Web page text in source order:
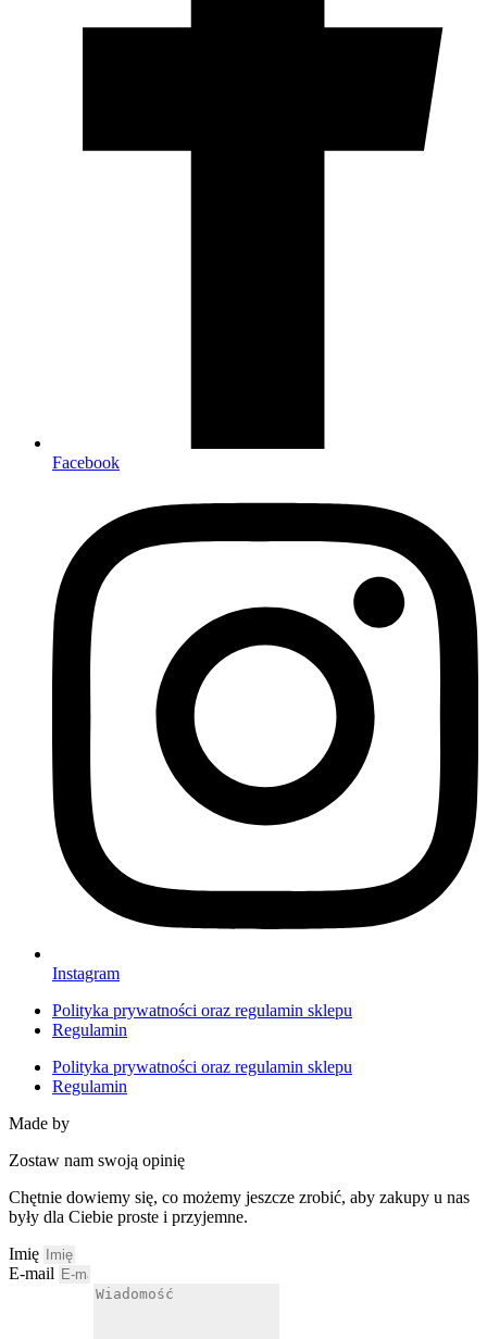
Facebook
Instagram
Polityka prywatności oraz regulamin sklepu
Regulamin
Polityka prywatności oraz regulamin sklepu
Regulamin
Made by
Zostaw nam swoją opinię
Chętnie dowiemy się, co możemy jeszcze zrobić, aby zakupy u nas
były dla Ciebie proste i przyjemne.
Imię
E-mail